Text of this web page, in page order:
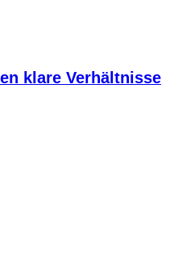
klare Verhältnisse